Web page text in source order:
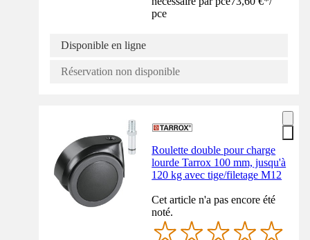
pce
Disponible en ligne
Réservation non disponible
Roulette double pour charge
lourde Tarrox 100 mm, jusqu'à
120 kg avec tige/filetage M12
Cet article n'a pas encore été
noté.